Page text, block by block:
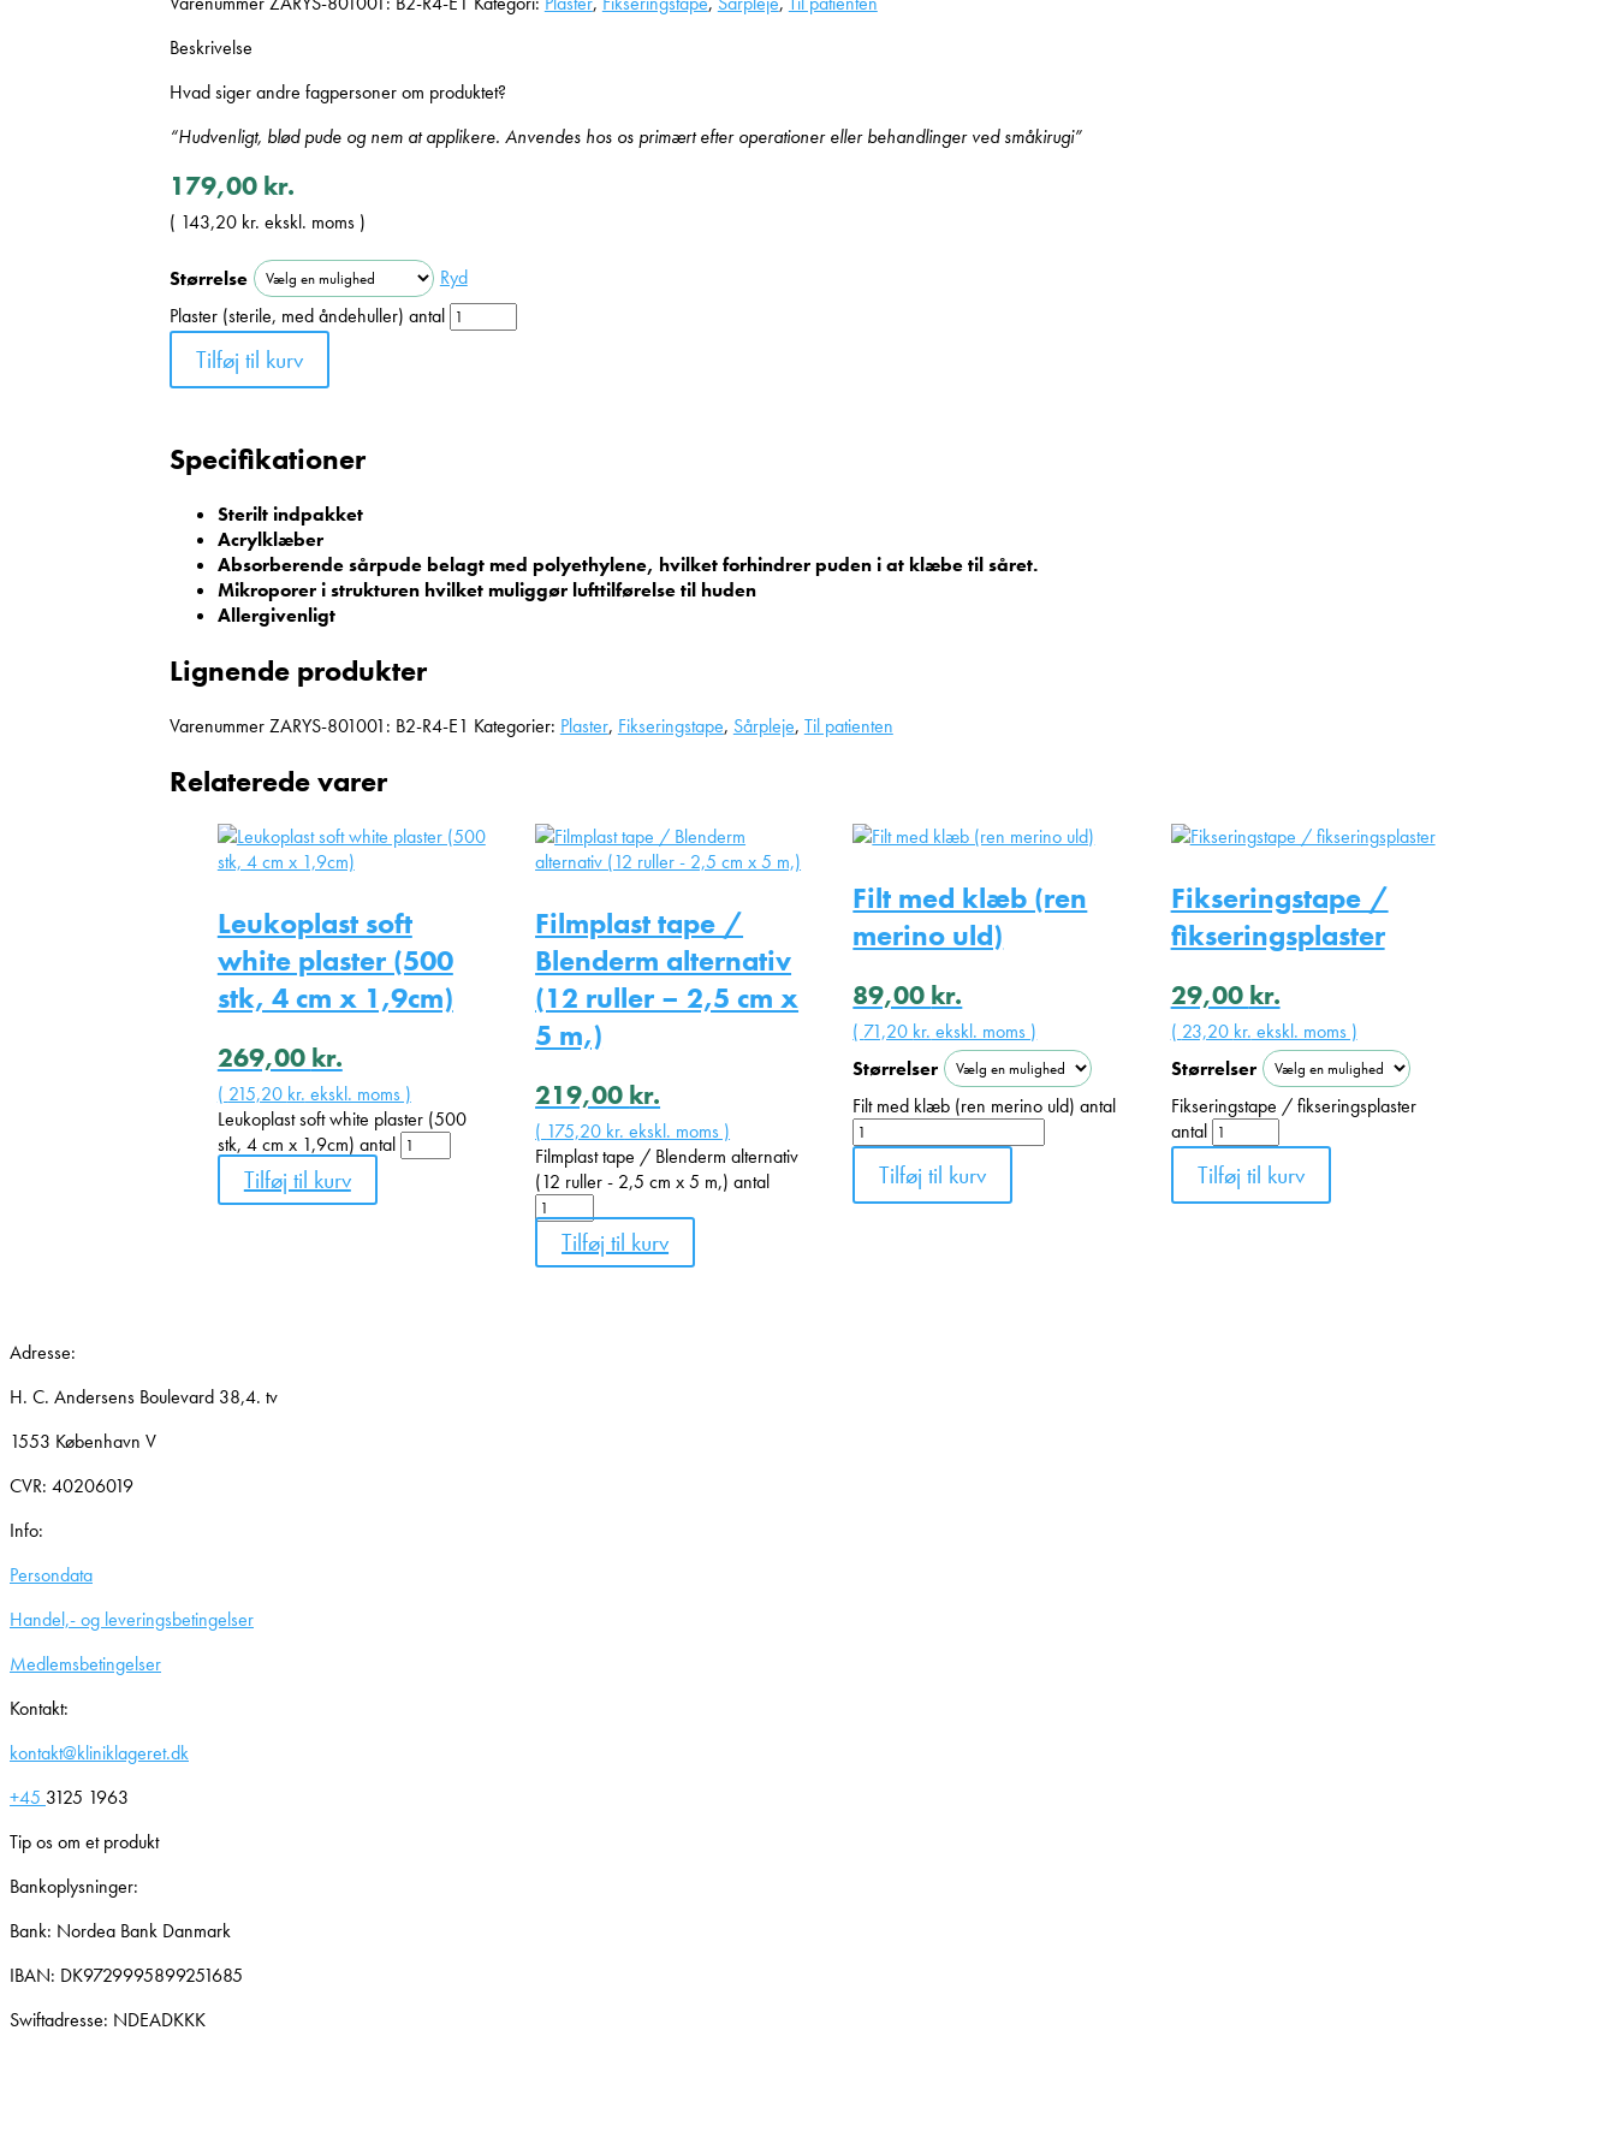
Beskrivelse
Hvad siger andre fagpersoner om produktet?
“Hudvenligt, blød pude og nem at applikere. Anvendes hos os primært efter operationer eller behandlinger ved småkirugi”
179,00 kr.
( 143,20 kr. ekskl. moms )
Størrelse
Ryd
Plaster (sterile, med åndehuller) antal
Tilføj til kurv
Specifikationer
Sterilt indpakket
Acrylklæber
Absorberende sårpude belagt med polyethylene, hvilket forhindrer puden i at klæbe til såret.
Mikroporer i strukturen hvilket muliggør lufttilførelse til huden
Allergivenligt
Lignende produkter
VarenummerZARYS-801001: B2-R4-E1 Kategorier: Plaster, Fikseringstape, Sårpleje, Til patienten
Relaterede varer
Leukoplast soft
white plaster (500
stk, 4 cm x 1,9cm)
269,00 kr.
( 215,20 kr. ekskl. moms )
Leukoplast soft white plaster (500
stk, 4 cm x 1,9cm) antal
Tilføj til kurv
Filmplast tape /
Blenderm alternativ
(12 ruller – 2,5 cm x
5 m,)
219,00 kr.
( 175,20 kr. ekskl. moms )
Filmplast tape / Blenderm alternativ
(12 ruller - 2,5 cm x 5 m,) antal
Tilføj til kurv
Filt med klæb (ren
merino uld)
89,00 kr.
( 71,20 kr. ekskl. moms )
Størrelser
Filt med klæb (ren merino uld) antal
Tilføj til kurv
Fikseringstape /
fikseringsplaster
29,00 kr.
( 23,20 kr. ekskl. moms )
Størrelser
Fikseringstape / fikseringsplaster
antal
Tilføj til kurv
Adresse:
H. C. Andersens Boulevard 38,4. tv
1553 København V
CVR: 40206019
Info:
Persondata
Handel,- og leveringsbetingelser
Medlemsbetingelser
Kontakt:
kontakt@kliniklageret.dk
+45 3125 1963
Tip os om et produkt
Bankoplysninger:
Bank: Nordea Bank Danmark
IBAN: DK9729995899251685
Swiftadresse: NDEADKKK